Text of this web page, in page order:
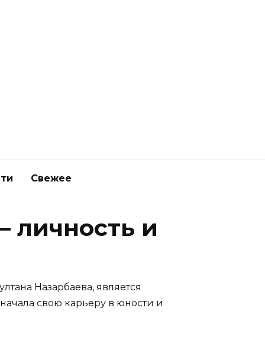
Свежее
личность и
Назарбаева, является
свою карьеру в юности и